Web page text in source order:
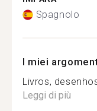
Spagnolo
I miei
Livros,
Leggi di più